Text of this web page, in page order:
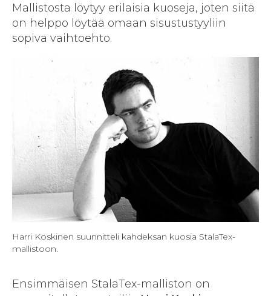
Mallistosta löytyy erilaisia kuoseja, joten siitä
on helppo löytää omaan sisustustyyliin
sopiva vaihtoehto.
Harri Koskinen suunnitteli kahdeksan kuosia StalaTex-
mallistoon.
Ensimmäisen StalaTex-malliston on